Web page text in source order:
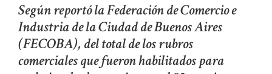
Según reportó la Federación de Comercio e
Industria de la Ciudad de Buenos Aires
(FECOBA), del total de los rubros
comerciales que fueron habilitados para